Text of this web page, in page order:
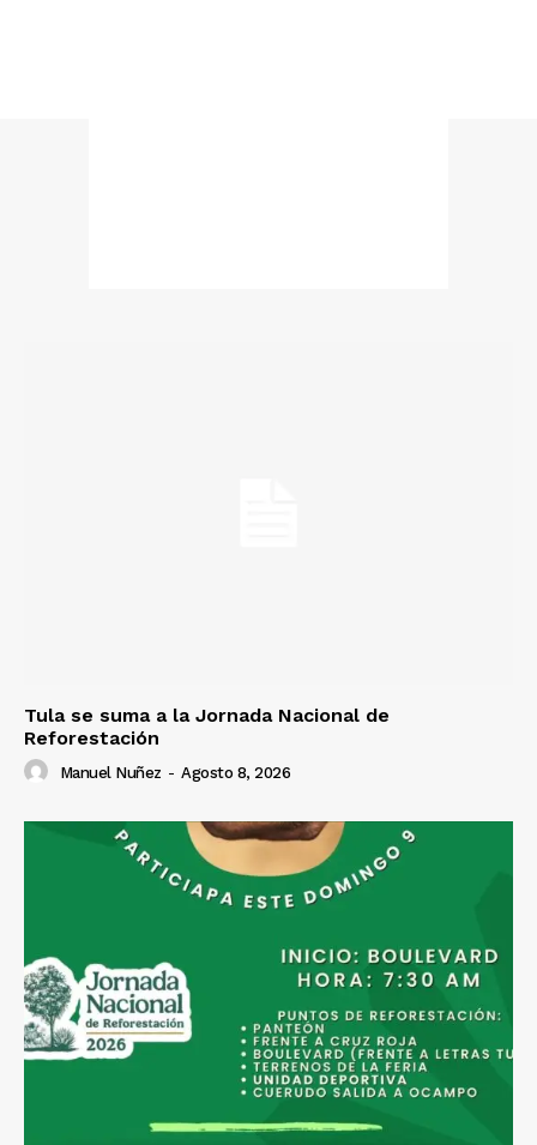
Tula se suma a la Jornada Nacional de
Reforestación
Manuel Nuñez - Agosto 8, 2026